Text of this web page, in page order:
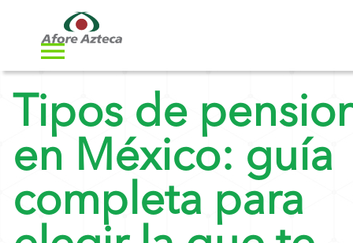
Tipos de
en México: guía
completa para